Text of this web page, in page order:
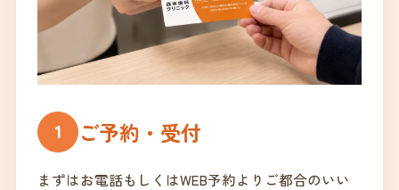
1 ご予約・受付
まずはお電話もしくはWEB予約よりご都合のいい